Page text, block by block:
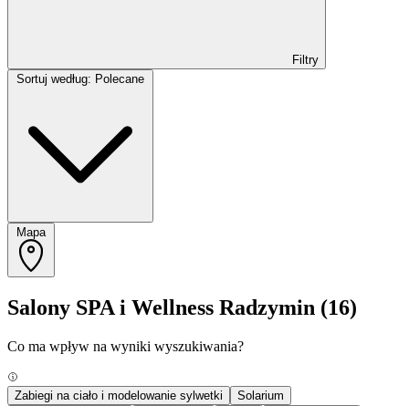
Filtry
Mapa
Salony SPA i Wellness Radzymin (16)
Co ma wpływ na wyniki wyszukiwania?
Zabiegi na ciało i modelowanie sylwetki
Solarium